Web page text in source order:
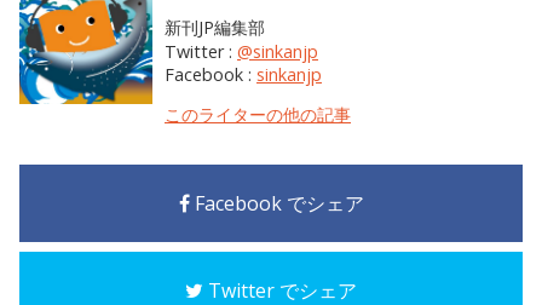
新刊JP編集部
Twitter : @sinkanjp
Facebook : sinkanjp
このライターの他の記事
Facebook でシェア
Twitter でシェア